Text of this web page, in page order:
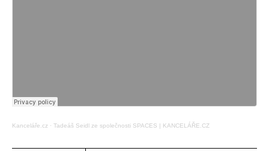
Kanceláře.cz · Tadeáš Seidl ze společnosti SPACES | KANCELÁŘE.CZ